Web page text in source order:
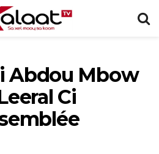
Abdou Mbow
Ci